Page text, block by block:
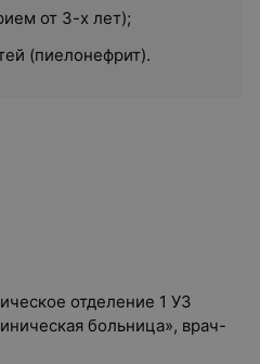
от 3-х лет);
(пиелонефрит).
отделение 1 УЗ
больница», врач-